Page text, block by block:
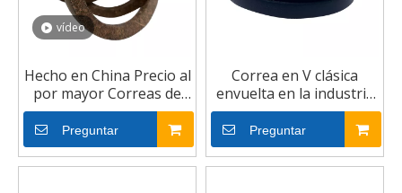
vídeo
Hecho en China Precio al
por mayor Correas de
transmisión Suministro
Correa de caucho para
césped y jardín V
Preguntar
Correa en V clásica
envuelta en la industria
vendedora caliente de
alta calidad
Preguntar